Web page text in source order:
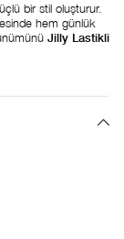
bir stil oluşturur.
hem günlük
Jilly Lastikli